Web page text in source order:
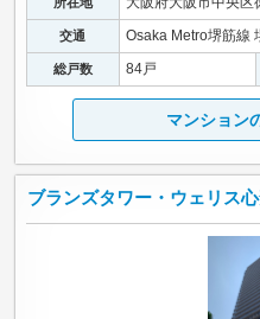
交通 Osaka Metro堺筋線
総戸数 84戸
マンション
ブランズタワー・ウェリス